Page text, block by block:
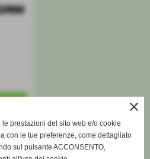
close
prestazioni del sito web e/o cookie
con le tue preferenze, come dettagliato
sul pulsante ACCONSENTO,